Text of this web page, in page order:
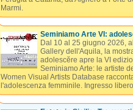
Marmi.
Seminiamo Arte VI:
Dal 10 al 25 giugno 2026,
Gallery dell'Aquila, la
adolescĕre apre la VI
Seminiamo Arte: le artiste
Women Visual Artists Database
l'adolescenza femminile. Ingresso